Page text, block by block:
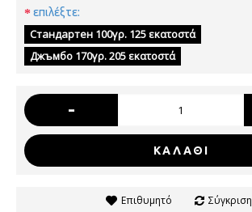
επιλέξτε:
Стандартен 100γρ. 125 εκατοστά
Джъмбо 170γρ. 205 εκατοστά
-
ΚΑΛΆΘΙ
Επιθυμητό Σύγκριση